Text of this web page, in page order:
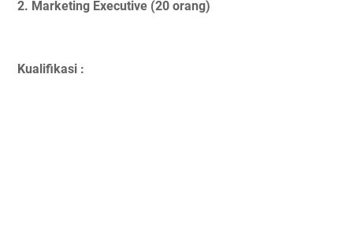
2. Marketing Executive (20 orang)
Kualifikasi :